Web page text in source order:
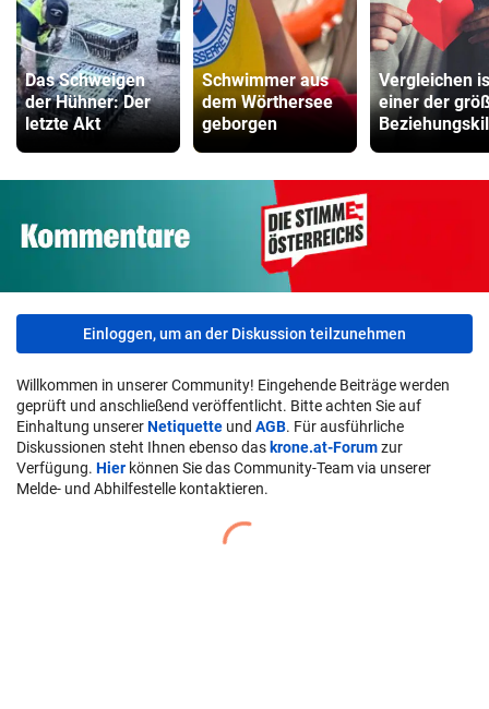
Das Schweigen
der Hühner: Der
letzte Akt
Schwimmer aus
dem Wörthersee
geborgen
Vergleichen
einer der
Einloggen, um an der Diskussion teilzunehmen
Willkommen in unserer Community! Eingehende Beiträge werden
geprüft und anschließend veröffentlicht. Bitte achten Sie auf
Einhaltung unsererNetiquette und AGB. Für ausführliche
Diskussionen steht Ihnen ebenso das krone.at-Forumzur
Verfügung. Hier können Sie das Community-Team via unserer
Melde- und Abhilfestelle kontaktieren.